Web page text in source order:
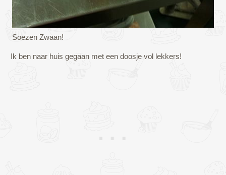
Soezen Zwaan!
Ik ben naar huis gegaan met een doosje vol lekkers!